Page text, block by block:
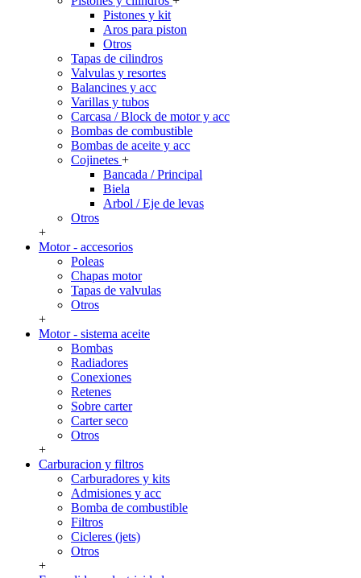
Pistones y kit
Aros para piston
Otros
Tapas de cilindros
Valvulas y resortes
Balancines y acc
Varillas y tubos
Carcasa / Block de motor y acc
Bombas de combustible
Bombas de aceite y acc
Cojinetes +
Bancada / Principal
Biela
Arbol / Eje de levas
Otros
+
Motor - accesorios
Poleas
Chapas motor
Tapas de valvulas
Otros
+
Motor - sistema aceite
Bombas
Radiadores
Conexiones
Retenes
Sobre carter
Carter seco
Otros
+
Carburacion y filtros
Carburadores y kits
Admisiones y acc
Bomba de combustible
Filtros
Cicleres (jets)
Otros
+